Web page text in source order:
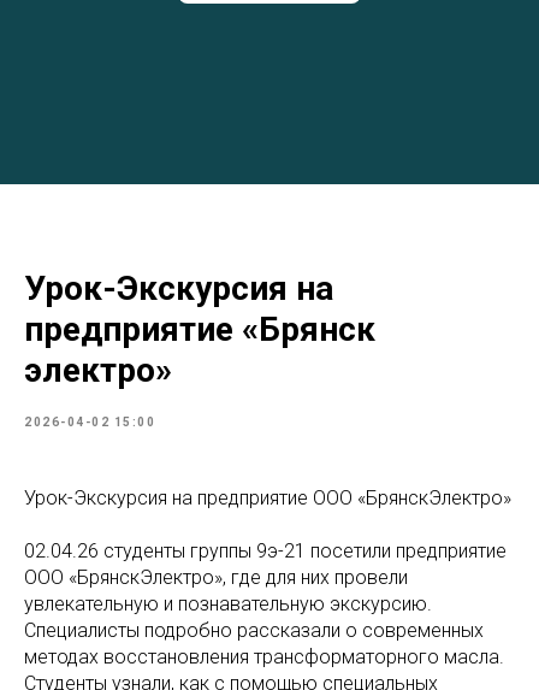
Урок-Экскурсия на
предприятие «Брянск
электро»
2026-04-02 15:00
Урок-Экскурсия на предприятие ООО «БрянскЭлектро»
02.04.26 студенты группы 9э-21 посетили предприятие
ООО «БрянскЭлектро», где для них провели
увлекательную и познавательную экскурсию.
Специалисты подробно рассказали о современных
методах восстановления трансформаторного масла.
Студенты узнали, как с помощью специальных